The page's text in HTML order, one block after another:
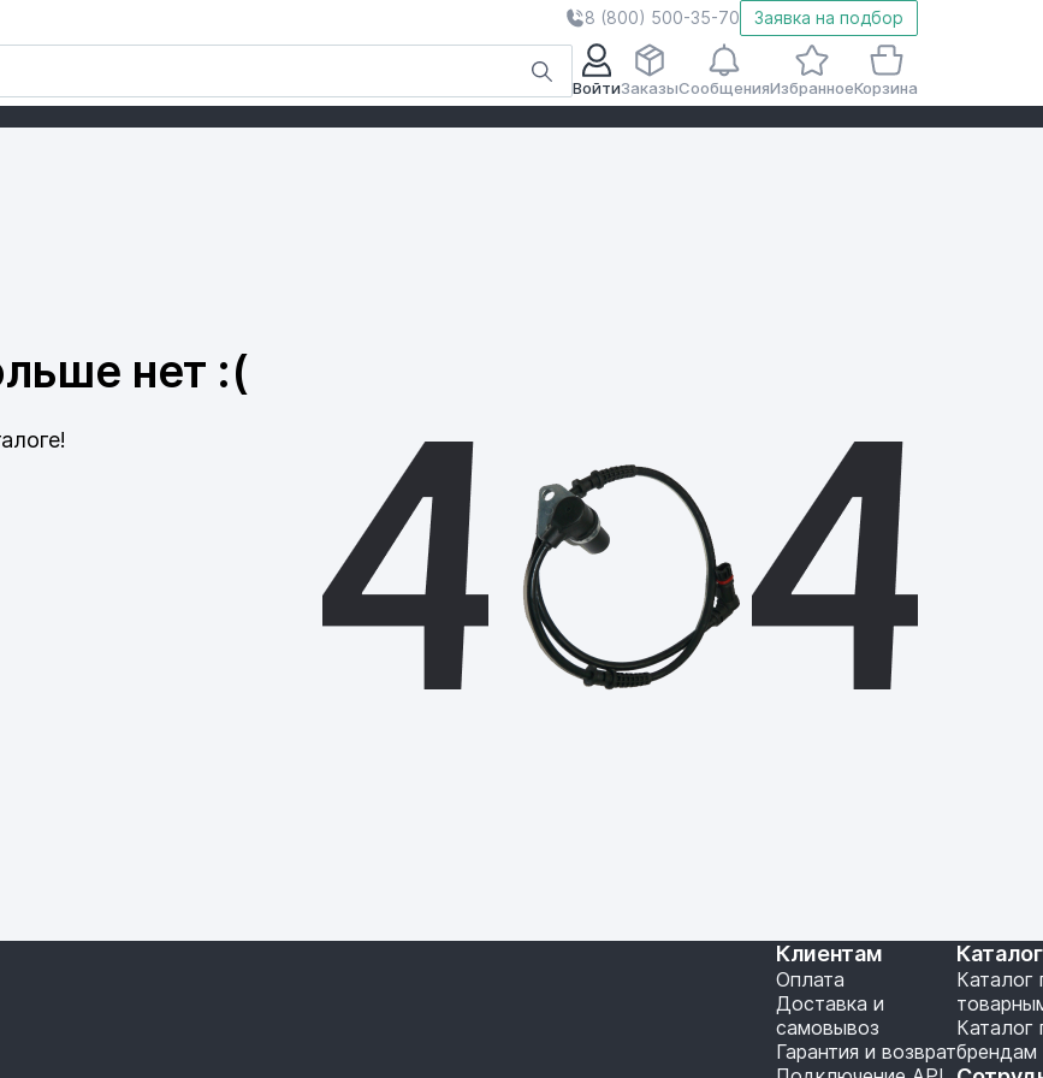
8 (800) 500-35-70 Заявка на подбор
ВойтиЗаказыСообщенияИзбранноеКорзина
нет :(
Клиентам
Оплата
Доставка и
самовывоз
Гарантия и возврат
Каталог
Каталог
брендам